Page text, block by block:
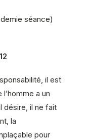
séance)
il est
a un
désire, il ne fait
la
pour